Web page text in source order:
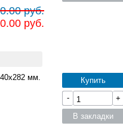
руб.
руб.
мм.
Купить
-
+
В закладки